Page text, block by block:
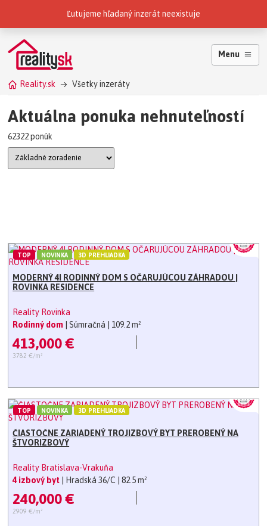
Reality.sk patria do skupiny
Menu
Reality.sk Všetky inzeráty
Aktuálna ponuka nehnuteľností
62322 ponúk
MODERNÝ 4I RODINNÝ DOM S OČARUJÚCOU ZÁHRADOU |
ROVINKA RESIDENCE
Reality Rovinka
Rodinný dom
| Súmračná | 109.2 m²
413,000 €
3782 €/m²
TOP NOVINKA 3D PREHLIADKA
ČIASTOČNE ZARIADENÝ TROJIZBOVÝ BYT PREROBENÝ NA
ŠTVORIZBOVÝ
Reality Bratislava-Vrakuňa
4 izbový byt
| Hradská 36/C | 82.5 m²
240,000 €
2909 €/m²
TOP NOVINKA 3D PREHLIADKA
Ľutujeme hľadaný inzerát neexistuje